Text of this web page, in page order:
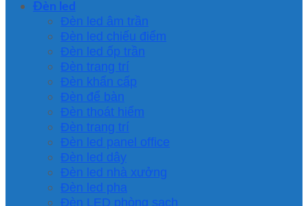
Đèn led
Đèn led âm trần
Đèn led chiếu điểm
Đèn led ốp trần
Đèn trang trí
Đèn khẩn cấp
Đèn để bàn
Đèn thoát hiểm
Đèn trang trí
Đèn led panel office
Đèn led dây
Đèn led nhà xưởng
Đèn led pha
Đèn LED phòng sạch